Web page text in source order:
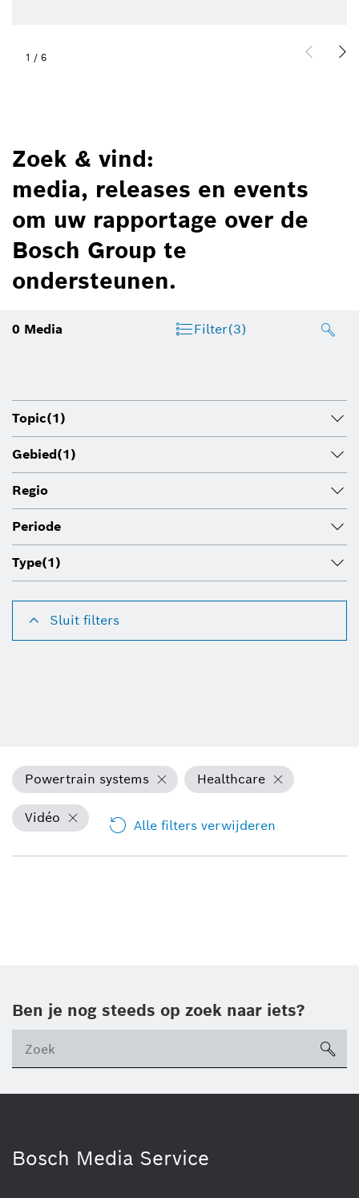
1 / 6
Zoek & vind:
media, releases en events
om uw rapportage over de
Bosch Group te
ondersteunen.
0 Media Filter(3)
Topic(1)
Gebied(1)
Regio
Periode
Type(1)
Sluit filters
Powertrain systems Healthcare
Vidéo Alle filters verwijderen
Ben je nog steeds op zoek naar iets?
Bosch Media Service